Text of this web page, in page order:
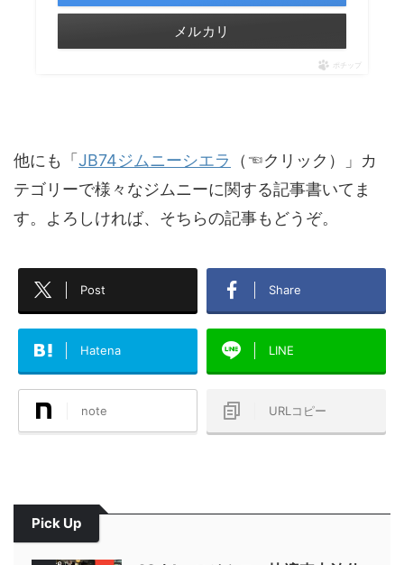
メルカリ
ポチップ
他にも「 JB74ジムニーシエラ
（☜クリック）」カ
テゴリーで様々なジムニーに関する記事書いてま
す。よろしければ、そちらの記事もどうぞ。
Post Share
Hatena LINE
note URLコピー
Pick Up